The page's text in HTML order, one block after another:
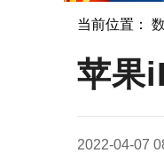
当前位置：
苹果
2022-04-07